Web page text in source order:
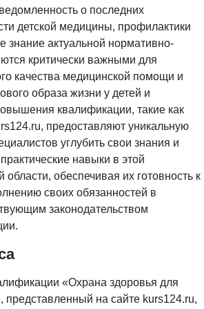
о последних
детской медицины, профилактики
знание актуальной нормативно-
критически важными для
качества медицинской помощи и
образа жизни у детей и
квалификации, такие как
предоставляют уникальную
углубить свои знания и
навыки в этой
обеспечивая их готовность к
своих обязанностей в
законодательством
«Охрана здоровья для
представленный на сайте kurs124.ru,